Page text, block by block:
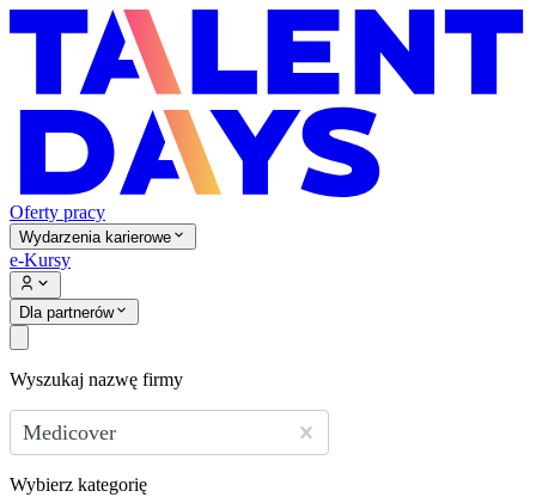
Oferty pracy
Wydarzenia karierowe
e-Kursy
Dla partnerów
Wyszukaj nazwę firmy
Medicover
Wybierz kategorię